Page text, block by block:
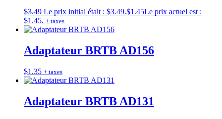
$3.49 Le prix initial était : $3.49.$1.45Le prix actuel est :
$1.45. + taxes
Adaptateur BRTB AD156
$1.35 + taxes
Adaptateur BRTB AD131